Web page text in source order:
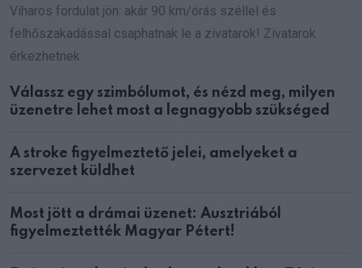
Viharos fordulat jön: akár 90 km/órás széllel és
felhőszakadással csaphatnak le a zivatarok! Zivatarok
érkezhetnek
Válassz egy szimbólumot, és nézd meg, milyen
üzenetre lehet most a legnagyobb szükséged
A stroke figyelmeztető jelei, amelyeket a
szervezet küldhet
Most jött a drámai üzenet: Ausztriából
figyelmeztették Magyar Pétert!